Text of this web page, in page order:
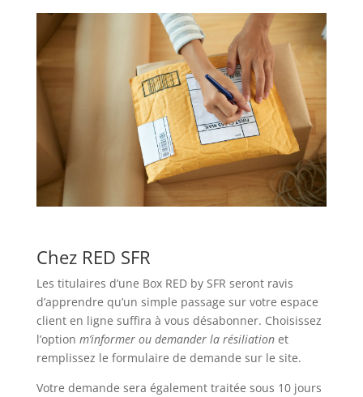
Chez RED SFR
Les titulaires d’une Box RED by SFR seront ravis
d’apprendre qu’un simple passage sur votre espace
client en ligne suffira à vous désabonner. Choisissez
l’option m’informer ou demander la résiliationet
remplissez le formulaire de demande sur le site.
Votre demande sera également traitée sous 10 jours